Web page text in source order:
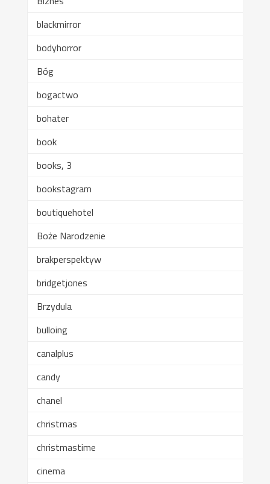
blackmirror
bodyhorror
Bóg
bogactwo
bohater
book
books, 3
bookstagram
boutiquehotel
Boże Narodzenie
brakperspektyw
bridgetjones
Brzydula
bulloing
canalplus
candy
chanel
christmas
christmastime
cinema